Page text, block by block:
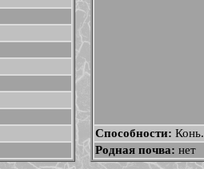
Способности: Конь.
Родная почва: нет